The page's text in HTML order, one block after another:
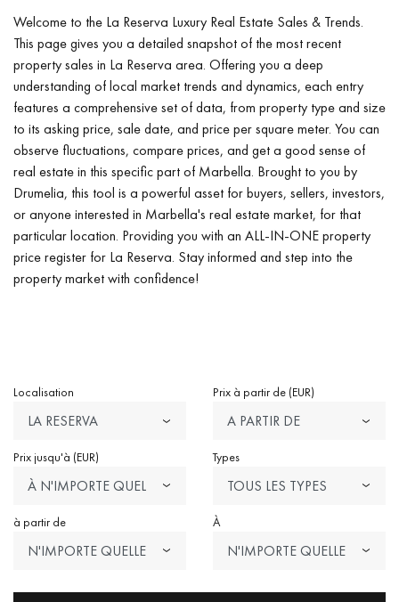
Welcome to the La Reserva Luxury Real Estate Sales & Trends.
This page gives you a detailed snapshot of the most recent
property sales in La Reserva area. Offering you a deep
understanding of local market trends and dynamics, each entry
features a comprehensive set of data, from property type and size
to its asking price, sale date, and price per square meter. You can
observe fluctuations, compare prices, and get a good sense of
real estate in this specific part of Marbella. Brought to you by
Drumelia, this tool is a powerful asset for buyers, sellers, investors,
or anyone interested in Marbella's real estate market, for that
particular location. Providing you with an ALL-IN-ONE property
price register for La Reserva. Stay informed and step into the
property market with confidence!
Localisation
LA RESERVA
Prix à partir de (EUR)
A PARTIR DE
Prix jusqu'à (EUR)
À N'IMPORTE QUEL
Types
TOUS LES TYPES
à partir de
N'IMPORTE QUELLE
À
N'IMPORTE QUELLE